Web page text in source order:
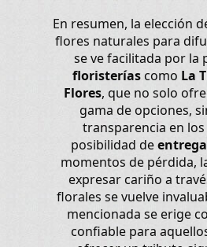
En resumen, la elección
flores naturales para
se ve facilitada por la
floristeríascomo La
Flores, que no solo
gama de opciones,
transparencia en los
posibilidad de
momentos de pérdida,
expresar cariño a
florales se vuelve
mencionada se erige
confiable para